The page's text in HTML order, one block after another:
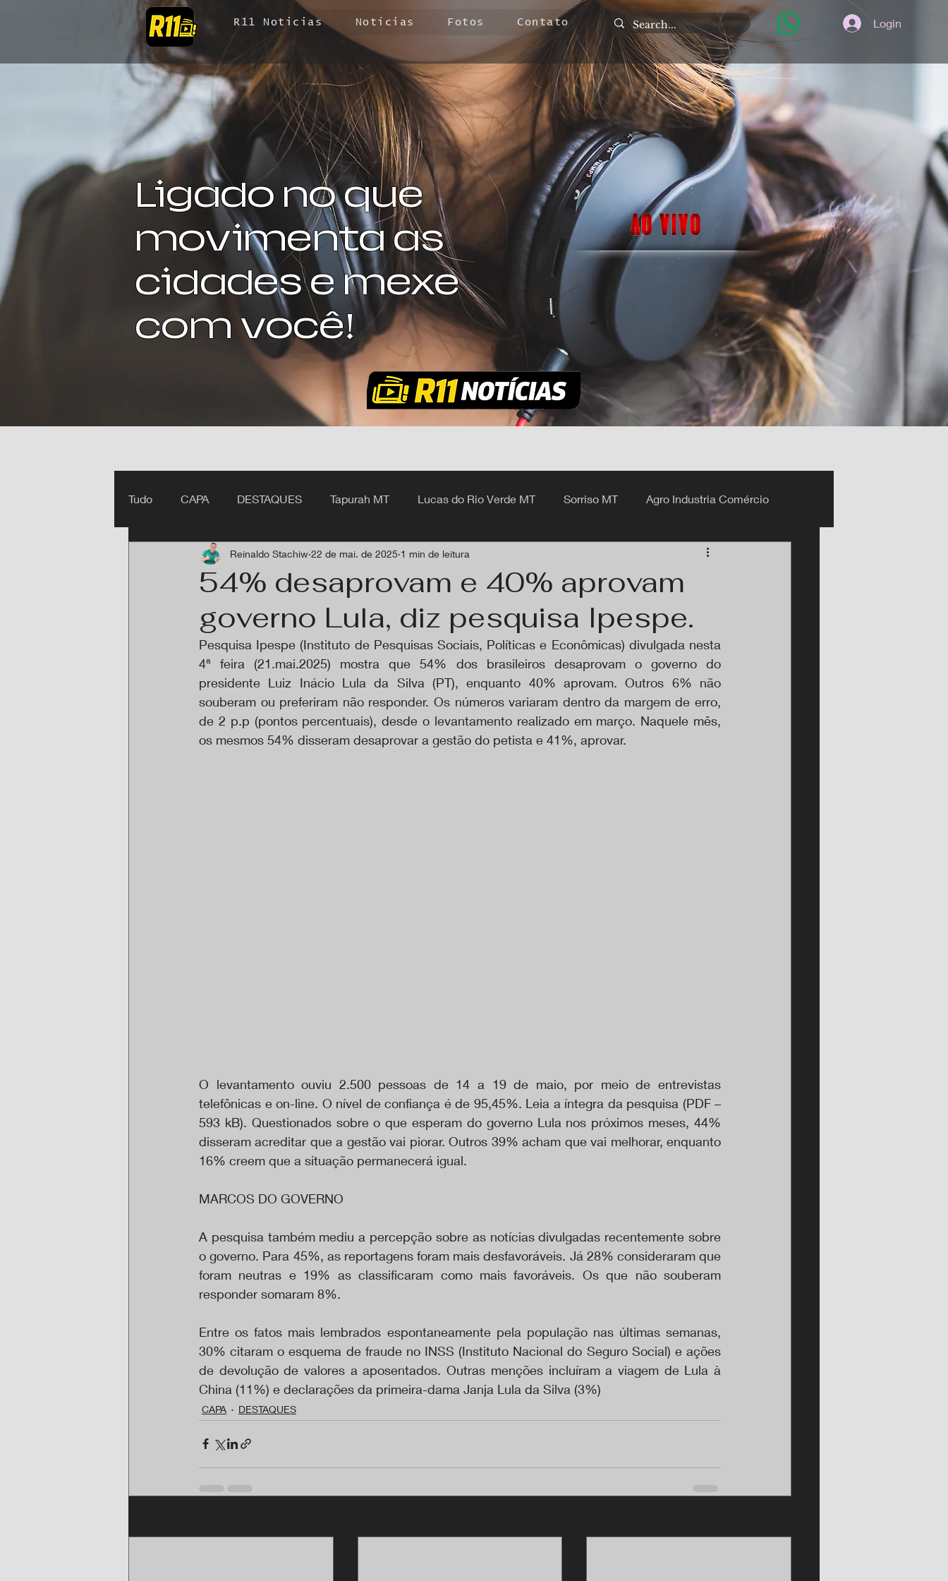
R11 Noticias Notícias Fotos Contato Login
Ligado no que
movimenta as
cidades e mexe
com você!
Tudo CAPA DESTAQUES Tapurah MT Lucas do Rio Verde MT Sorriso MT Agro Industria Comércio
Ipiranga do Norte MT Itanhangá MT
54% desaprovam e 40% aprovam
governo Lula, diz pesquisa Ipespe.
Reinaldo Stachiw 22 de mai. de 2025 1 min de leitura
Pesquisa Ipespe (Instituto de Pesquisas Sociais, Políticas e Econômicas) divulgada nesta
4ª feira (21.mai.2025) mostra que 54% dos brasileiros desaprovam o governo do
presidente Luiz Inácio Lula da Silva (PT), enquanto 40% aprovam. Outros 6% não
souberam ou preferiram não responder. Os números variaram dentro da margem de erro,
de 2 p.p (pontos percentuais), desde o levantamento realizado em março. Naquele mês,
os mesmos 54% disseram desaprovar a gestão do petista e 41%, aprovar.
O levantamento ouviu 2.500 pessoas de 14 a 19 de maio, por meio de entrevistas
telefônicas e on-line. O nível de confiança é de 95,45%. Leia a íntegra da pesquisa (PDF –
593 kB). Questionados sobre o que esperam do governo Lula nos próximos meses, 44%
disseram acreditar que a gestão vai piorar. Outros 39% acham que vai melhorar, enquanto
16% creem que a situação permanecerá igual.
MARCOS DO GOVERNO
A pesquisa também mediu a percepção sobre as notícias divulgadas recentemente sobre
o governo. Para 45%, as reportagens foram mais desfavoráveis. Já 28% consideraram que
foram neutras e 19% as classificaram como mais favoráveis. Os que não souberam
responder somaram 8%.
Entre os fatos mais lembrados espontaneamente pela população nas últimas semanas,
30% citaram o esquema de fraude no INSS (Instituto Nacional do Seguro Social) e ações
de devolução de valores a aposentados. Outras menções incluíram a viagem de Lula à
China (11%) e declarações da primeira-dama Janja Lula da Silva (3%)
CAPA DESTAQUES